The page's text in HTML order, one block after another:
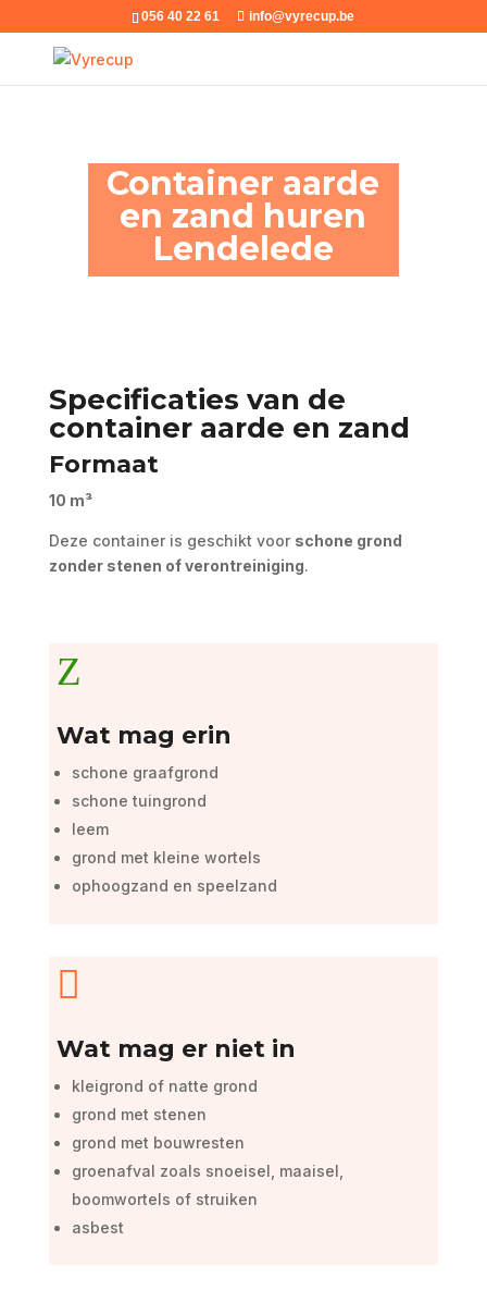
056 40 22 61 info@vyrecup.be
Container aarde
en zand huren
Lendelede
Specificaties van de
container aarde en zand
Formaat
10 m³
Deze container is geschikt voor schone grond
zonder stenen of verontreiniging.
Z
Wat mag erin
schone graafgrond
schone tuingrond
leem
grond met kleine wortels
ophoogzand en speelzand

Wat mag er niet in
kleigrond of natte grond
grond met stenen
grond met bouwresten
groenafval zoals snoeisel, maaisel,
boomwortels of struiken
asbest